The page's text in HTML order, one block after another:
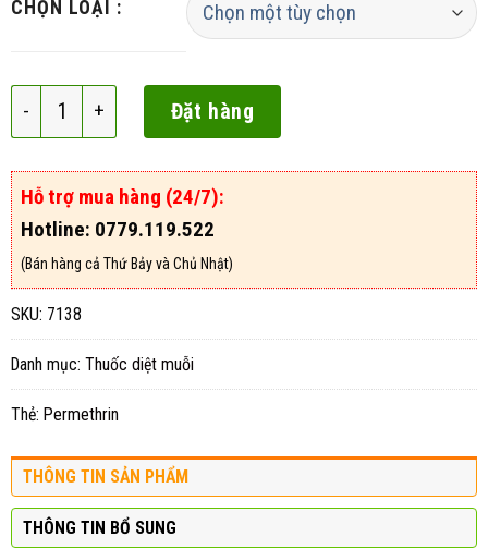
CHỌN LOẠI :
Perfam 500EC số lượng
Đặt hàng
Hỗ trợ mua hàng (24/7):
Hotline: 0779.119.522
(Bán hàng cả Thứ Bảy và Chủ Nhật)
SKU: 7138
Danh mục: Thuốc diệt muỗi
Thẻ: Permethrin
THÔNG TIN SẢN PHẨM
THÔNG TIN BỔ SUNG